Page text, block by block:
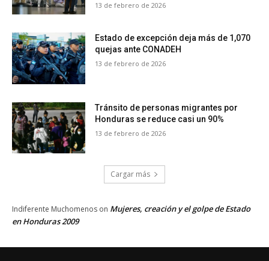
13 de febrero de 2026
Estado de excepción deja más de 1,070
quejas ante CONADEH
13 de febrero de 2026
Tránsito de personas migrantes por
Honduras se reduce casi un 90%
13 de febrero de 2026
Cargar más
Indiferente Muchomenos on Mujeres, creación y el golpe de Estado
en Honduras 2009